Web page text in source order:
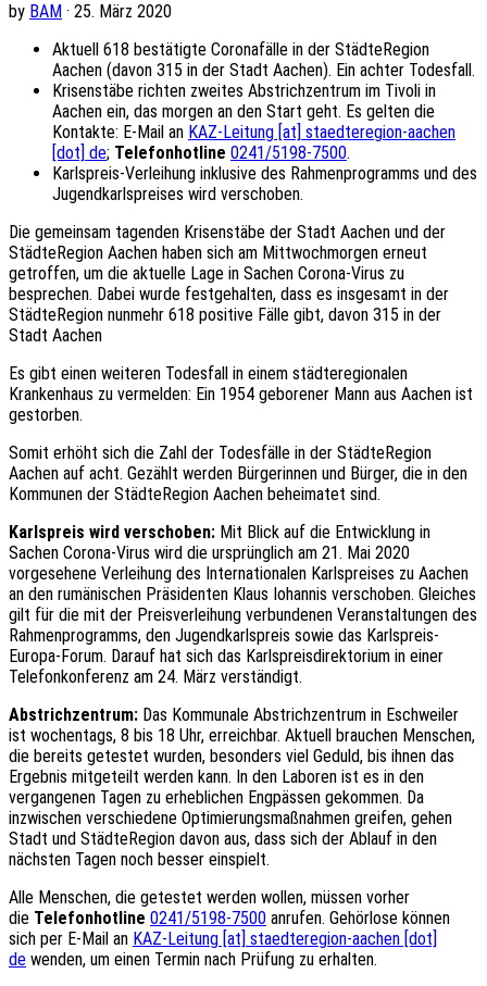
by BAM · 25. März 2020
Aktuell 618 bestätigte Coronafälle in der StädteRegion
Aachen (davon 315 in der Stadt Aachen). Ein achter Todesfall.
Krisenstäbe richten zweites Abstrichzentrum im Tivoli in
Aachen ein, das morgen an den Start geht. Es gelten die
Kontakte: E-Mail an KAZ-Leitung [at] staedteregion-aachen
[dot] de; Telefonhotline 0241/5198-7500.
Karlspreis-Verleihung inklusive des Rahmenprogramms und des
Jugendkarlspreises wird verschoben.
Die gemeinsam tagenden Krisenstäbe der Stadt Aachen und der
StädteRegion Aachen haben sich am Mittwochmorgen erneut
getroffen, um die aktuelle Lage in Sachen Corona-Virus zu
besprechen. Dabei wurde festgehalten, dass es insgesamt in der
StädteRegion nunmehr 618 positive Fälle gibt, davon 315 in der
Stadt Aachen
Es gibt einen weiteren Todesfall in einem städteregionalen
Krankenhaus zu vermelden: Ein 1954 geborener Mann aus Aachen ist
gestorben.
Somit erhöht sich die Zahl der Todesfälle in der StädteRegion
Aachen auf acht. Gezählt werden Bürgerinnen und Bürger, die in den
Kommunen der StädteRegion Aachen beheimatet sind.
Karlspreis wird verschoben: Mit Blick auf die Entwicklung in
Sachen Corona-Virus wird die ursprünglich am 21. Mai 2020
vorgesehene Verleihung des Internationalen Karlspreises zu Aachen
an den rumänischen Präsidenten Klaus Iohannis verschoben. Gleiches
gilt für die mit der Preisverleihung verbundenen Veranstaltungen des
Rahmenprogramms, den Jugendkarlspreis sowie das Karlspreis-
Europa-Forum. Darauf hat sich das Karlspreisdirektorium in einer
Telefonkonferenz am 24. März verständigt.
Abstrichzentrum: Das Kommunale Abstrichzentrum in Eschweiler
ist wochentags, 8 bis 18 Uhr, erreichbar. Aktuell brauchen Menschen,
die bereits getestet wurden, besonders viel Geduld, bis ihnen das
Ergebnis mitgeteilt werden kann. In den Laboren ist es in den
vergangenen Tagen zu erheblichen Engpässen gekommen. Da
inzwischen verschiedene Optimierungsmaßnahmen greifen, gehen
Stadt und StädteRegion davon aus, dass sich der Ablauf in den
nächsten Tagen noch besser einspielt.
Alle Menschen, die getestet werden wollen, müssen vorher
die Telefonhotline 0241/5198-7500 anrufen. Gehörlose können
sich per E-Mail an KAZ-Leitung [at] staedteregion-aachen [dot]
de wenden, um einen Termin nach Prüfung zu erhalten.